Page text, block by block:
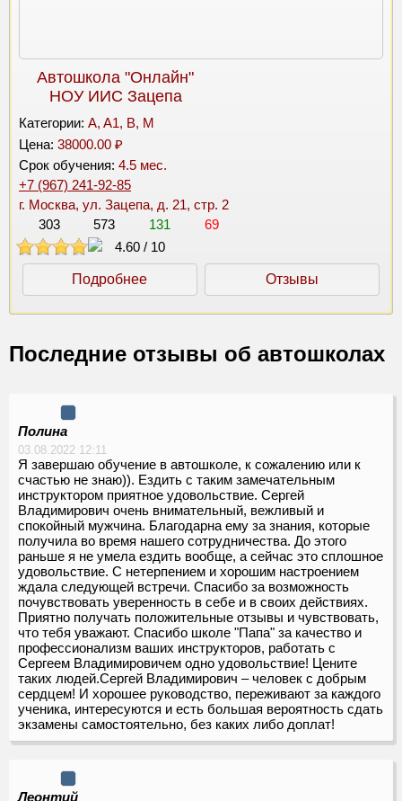
Автошкола "Онлайн"
НОУ ИИС Зацепа
Категории: A, A1, B, M
Цена: 38000.00 ₽
Срок обучения: 4.5 мес.
+7 (967) 241-92-85
г. Москва, ул. Зацепа, д. 21, стр. 2
303
573 131
69
4.60 / 10
Подробнее Отзывы
Последние отзывы об автошколах
Полина
03.08.2022 12:11
Я завершаю обучение в автошколе, к сожалению или к
счастью не знаю)). Ездить с таким замечательным
инструктором приятное удовольствие. Сергей
Владимирович очень внимательный, вежливый и
спокойный мужчина. Благодарна ему за знания, которые
получила во время нашего сотрудничества. До этого
раньше я не умела ездить вообще, а сейчас это сплошное
удовольствие. С нетерпением и хорошим настроением
ждала следующей встречи. Спасибо за возможность
почувствовать уверенность в себе и в своих действиях.
Приятно получать положительные отзывы и чувствовать,
что тебя уважают. Спасибо школе "Папа" за качество и
профессионализм ваших инструкторов, работать с
Сергеем Владимировичем одно удовольствие! Цените
таких людей.Сергей Владимирович – человек с добрым
сердцем! И хорошее руководство, переживают за каждого
ученика, интересуются и есть большая вероятность сдать
экзамены самостоятельно, без каких либо доплат!
Леонтий